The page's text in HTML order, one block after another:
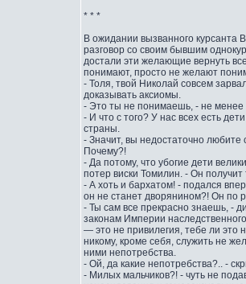
* * *
В ожидании вызванного курсанта
разговор со своим бывшим
достали эти желающие вернуть
понимают, просто не желают
- Толя, твой Николай совсем
доказывать аксиомы.
- Это ты не понимаешь, - не менее
- И что с того? У нас всех есть
страны.
- Значит, вы недостаточно любите
Почему?!
- Да потому, что убогие дети
потер виски Томилин. - Он
- А хоть и бархатом! - подался
он не станет дворянином?! Он по
- Ты сам все прекрасно знаешь, -
законам Империи
— это не привилегия, тебе ли это
никому, кроме себя, служить не
ними непотребства.
- Ой, да какие непотребства?.. -
- Милых мальчиков?! - чуть не